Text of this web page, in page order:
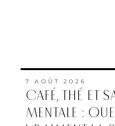
7 AOÛT 2026
CAFÉ, THÉ ET
MENTALE :